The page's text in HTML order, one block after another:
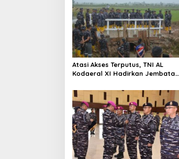
n
g
a
n
K
s
a
t
r
a
n
v
i
g
a
t
i
o
n
Atasi Akses Terputus, TNI AL
Kodaeral XI Hadirkan Jembatan
Papua Selatan